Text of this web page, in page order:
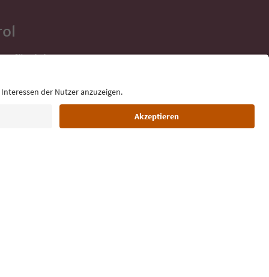
für deine